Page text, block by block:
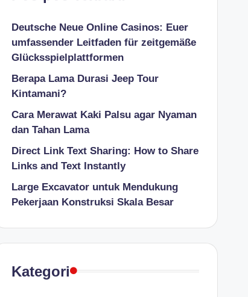
Deutsche Neue Online Casinos: Euer
umfassender Leitfaden für zeitgemäße
Glücksspielplattformen
Berapa Lama Durasi Jeep Tour
Kintamani?
Cara Merawat Kaki Palsu agar Nyaman
dan Tahan Lama
Direct Link Text Sharing: How to Share
Links and Text Instantly
Large Excavator untuk Mendukung
Pekerjaan Konstruksi Skala Besar
Kategori